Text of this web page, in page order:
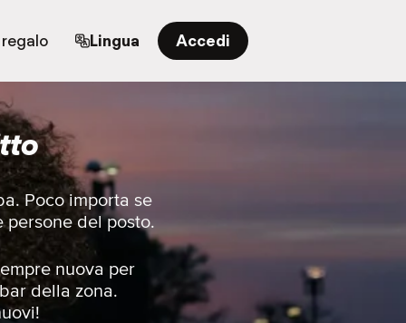
Lingua Accedi
Poco importa se
persone del posto.
nuova per
della zona.